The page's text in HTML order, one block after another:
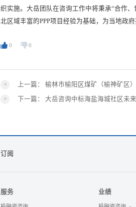
织实施。大岳团队在咨询工作中将秉承“合作
北区域丰富的PPP项目经验为基础，为当地政
0 0
上一篇： 榆林市榆阳区煤矿（榆神矿区
下一篇： 大岳咨询中标海盐海城社区未
订阅
服务 业绩